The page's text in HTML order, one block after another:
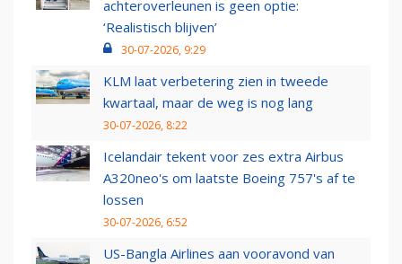
achteroverleunen is geen optie:
‘Realistisch blijven’
30-07-2026, 9:29
KLM laat verbetering zien in tweede
kwartaal, maar de weg is nog lang
30-07-2026, 8:22
Icelandair tekent voor zes extra Airbus
A320neo's om laatste Boeing 757's af te
lossen
30-07-2026, 6:52
US-Bangla Airlines aan vooravond van